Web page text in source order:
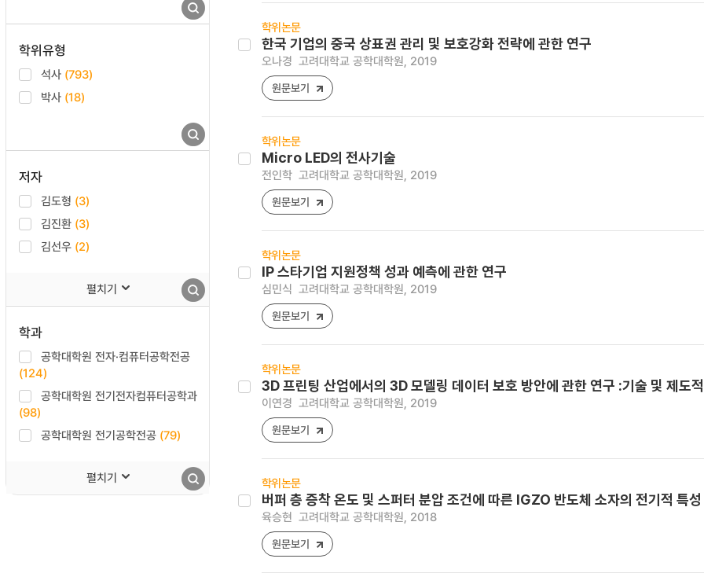
학위유형
석사 (793)
박사 (18)
저자
김도형 (3)
김진환 (3)
김선우 (2)
펼치기
학과
공학대학원 전자·컴퓨터공학전공
(124)
공학대학원 전기전자컴퓨터공학과
(98)
공학대학원 전기공학전공 (79)
펼치기
학위논문
한국 기업의 중국 상표권 관리 및 보호강화 전략에 관한 연구
오나경 고려대학교 공학대학원, 2019
원문보기
학위논문
Micro LED의 전사기술
전인학 고려대학교 공학대학원, 2019
원문보기
학위논문
IP 스타기업 지원정책 성과 예측에 관한 연구
심민식 고려대학교 공학대학원, 2019
원문보기
학위논문
3D 프린팅 산업에서의 3D 모델링 데이터 보호 방안에 관한 연구 :기술 및 제도
이연경 고려대학교 공학대학원, 2019
원문보기
학위논문
버퍼 층 증착 온도 및 스퍼터 분압 조건에 따른 IGZO 반도체 소자의 전기적 특성
육승현 고려대학교 공학대학원, 2018
원문보기